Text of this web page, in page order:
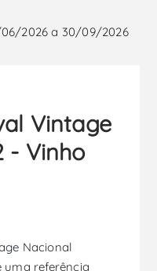
2026 a 30/09/2026
Vintage
- Vinho
Nacional
uma referência